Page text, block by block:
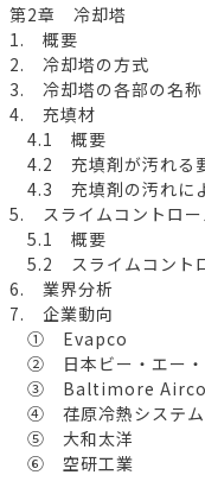
第2章 冷却塔
1. 概要
2. 冷却塔の方式
3. 冷却塔の各部の名称
4. 充填材
4.1 概要
4.2 充填剤が汚れる
4.3 充填剤の汚れに
5. スライムコントロー
5.1 概要
5.2 スライムコント
6. 業界分析
7. 企業動向
① Evapco
② 日本ビー・エー・
③ Baltimore Aircoil
④ 荏原冷熱システム
⑤ 大和太洋
⑥ 空研工業